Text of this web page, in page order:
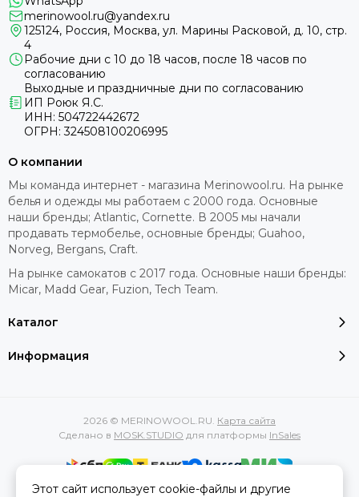
MacCarrain
Sisi
Omsa
Island Cup
Filodoro
AT Scooters
Extreme Intimo
Livia Corsetti
U.S Polo Assn
Rossoporpora
Days
Dragon
Ru-Socks
Автопанорама
Beauty Night
Doctor Nap
merinowool.ru@yandex.ru
125124, Россия, Москва, ул. Марины Расковой, д. 10, стр.
4
Рабочие дни с 10 до 18 часов, после 18 часов по
согласованию
Выходные и праздничные дни по согласованию
ИП Роюк Я.С.
ИНН: 504722442672
ОГРН: 324508100206995
Каталог
Информация
О компании
Мы команда интернет - магазина Merinowool.ru. На рынке
белья и одежды мы работаем с 2000 года. Основные
наши бренды; Atlantic, Cornette. В 2005 мы начали
продавать термобелье, основные бренды; Guahoo,
Norveg, Bergans, Craft.
На рынке самокатов с 2017 года. Основные наши бренды:
Micar, Madd Gear, Fuzion, Tech Team.
2026 © MERINOWOOL.RU. Карта сайта
Сделано в MOSK.STUDIO для платформы InSales
Этот сайт использует cookie-файлы и другие